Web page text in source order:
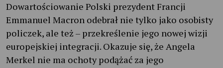
Dowartościowanie Polski prezydent Francji
Emmanuel Macron odebrał nie tylko jako osobisty
policzek, ale też – przekreślenie jego nowej wizji
europejskiej integracji. Okazuje się, że Angela
Merkel nie ma ochoty podążać za jego